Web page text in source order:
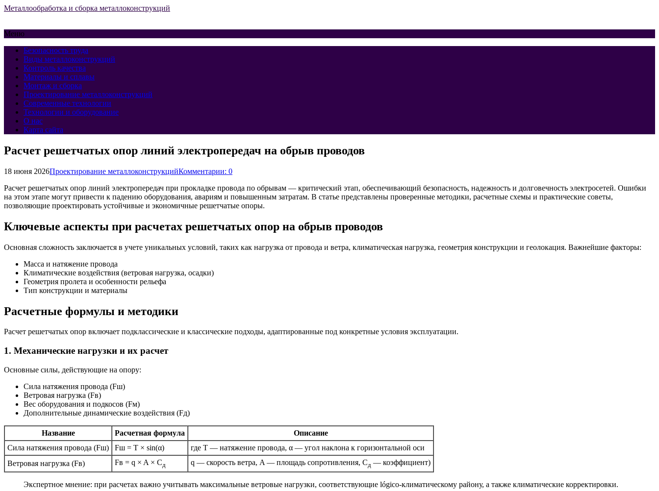
Металлообработка и сборка металлоконструкций
Меню
Безопасность труда
Виды металлоконструкций
Контроль качества
Материалы и сплавы
Монтаж и сборка
Проектирование металлоконструкций
Современные технологии
Технологии и оборудование
О нас
Карта сайта
Расчет решетчатых опор линий электропередач на обрыв проводов
18 июня 2026Проектирование металлоконструкцийКомментарии: 0
Расчет решетчатых опор линий электропередач при прокладке провода по обрывам — критический этап, обеспечивающий безопасность, надежность и долговечность электросетей. Ошибки
на этом этапе могут привести к падению оборудования, авариям и повышенным затратам. В статье представлены проверенные методики, расчетные схемы и практические советы,
позволяющие проектировать устойчивые и экономичные решетчатые опоры.
Ключевые аспекты при расчетах решетчатых опор на обрыв проводов
Основная сложность заключается в учете уникальных условий, таких как нагрузка от провода и ветра, климатическая нагрузка, геометрия конструкции и геолокация. Важнейшие факторы:
Масса и натяжение провода
Климатические воздействия (ветровая нагрузка, осадки)
Геометрия пролета и особенности рельефа
Тип конструкции и материалы
Расчетные формулы и методики
Расчет решетчатых опор включает подклассические и классические подходы, адаптированные под конкретные условия эксплуатации.
1. Механические нагрузки и их расчет
Основные силы, действующие на опору:
Сила натяжения провода (Fш)
Ветровая нагрузка (Fв)
Вес оборудования и подкосов (Fм)
Дополнительные динамические воздействия (Fд)
Название Расчетная формула
Описание
Сила натяжения провода (Fш)
Fш = T × sin(α)
где T — натяжение провода, α — угол наклона к горизонтальной оси
Ветровая нагрузка (Fв)
Fв = q × A × Cд q — скорость ветра, A — площадь сопротивления, Cд — коэффициент)
Экспертное мнение: при расчетах важно учитывать максимальные ветровые нагрузки, соответствующие lógico-климатическому району, а также климатические корректировки.